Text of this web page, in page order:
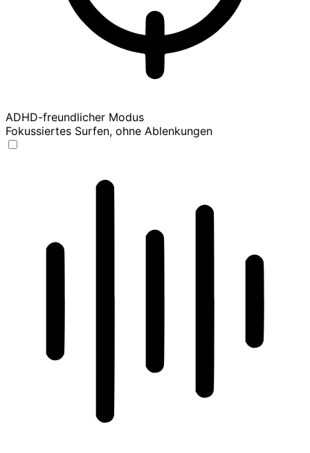
ADHD-freundlicher Modus
Fokussiertes Surfen, ohne Ablenkungen